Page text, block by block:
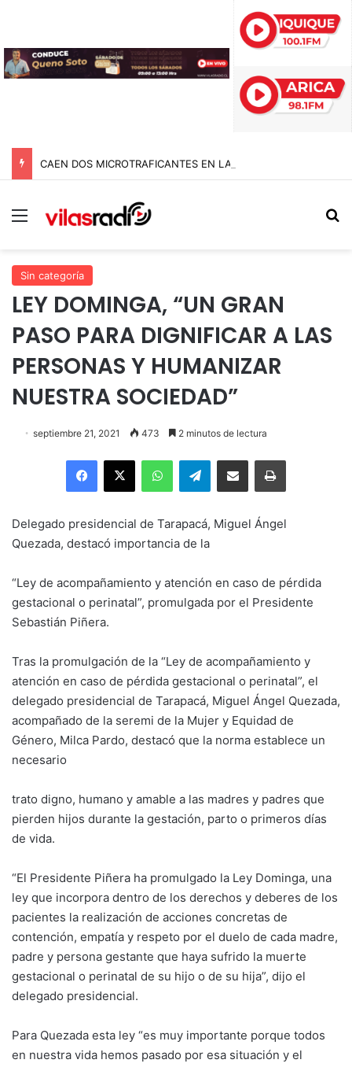
Menú
Sin categoría
LEY DOMINGA, “UN GRAN
PASO PARA DIGNIFICAR A LAS
PERSONAS Y HUMANIZAR
NUESTRA SOCIEDAD”
septiembre 21, 2021 473 2 minutos de lectura
Facebook
X WhatsAppTelegramEnviar vía email Imprimir
Delegado presidencial de Tarapacá, Miguel Ángel
Quezada, destacó importancia de la
“Ley de acompañamiento y atención en caso de pérdida
gestacional o perinatal”, promulgada por el Presidente
Sebastián Piñera.
Tras la promulgación de la “Ley de acompañamiento y
atención en caso de pérdida gestacional o perinatal”, el
delegado presidencial de Tarapacá, Miguel Ángel Quezada,
acompañado de la seremi de la Mujer y Equidad de
Género, Milca Pardo, destacó que la norma establece un
necesario
trato digno, humano y amable a las madres y padres que
pierden hijos durante la gestación, parto o primeros días
de vida.
“El Presidente Piñera ha promulgado la Ley Dominga, una
ley que incorpora dentro de los derechos y deberes de los
pacientes la realización de acciones concretas de
contención, empatía y respeto por el duelo de cada madre,
padre y persona gestante que haya sufrido la muerte
gestacional o perinatal de su hijo o de su hija”, dijo el
delegado presidencial.
Para Quezada esta ley “es muy importante porque todos
en nuestra vida hemos pasado por esa situación y el